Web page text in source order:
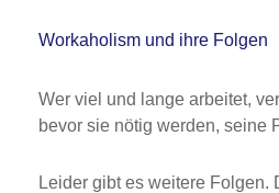
Workaholism und ihre Folgen
Wer viel und lange arbeitet,
bevor sie nötig werden, seine
Leider gibt es weitere